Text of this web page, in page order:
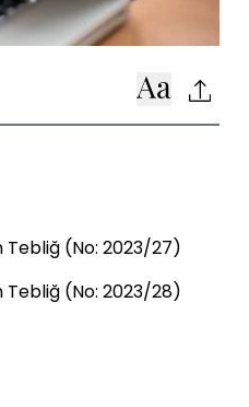
Tebliğ (No: 2023/27)
Tebliğ (No: 2023/28)